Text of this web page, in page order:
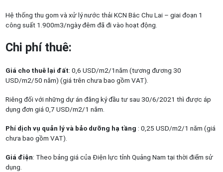
Hệ thống thu gom và xử lý nước thải KCN Bắc Chu Lai – giai đoạn 1
công suất 1.900m3/ngày đêm đã đi vào hoạt động.
Chi phí thuê:
Giá cho thuê lại đất: 0,6 USD/m2/1năm (tương đương 30
USD/m2/50 năm) (giá trên chưa bao gồm VAT).
Riêng đối với những dự án đăng ký đầu tư sau 30/6/2021 thì được áp
dụng đơn giá 0,7 USD/m2/1 năm.
Phí dịch vụ quản lý và bảo dưỡng hạ tầng : 0,25 USD/m2/1 năm (giá
chưa bao gồm VAT).
Giá điện: Theo bảng giá của Điện lực tỉnh Quảng Nam tại thời điểm sử
dụng.